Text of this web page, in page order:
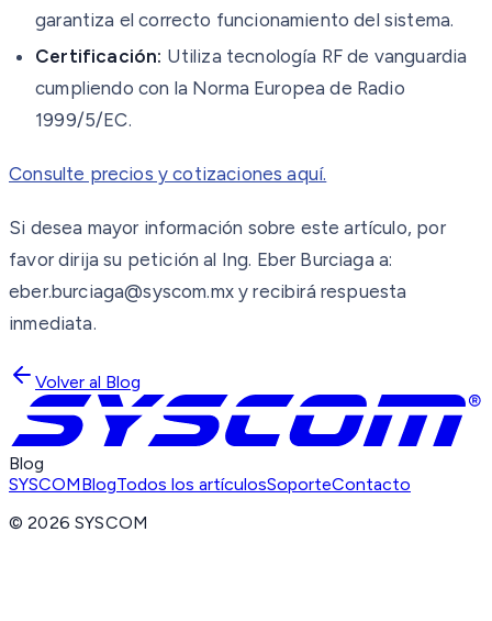
garantiza el correcto funcionamiento del sistema.
Certificación: Utiliza tecnología RF de vanguardia
cumpliendo con la Norma Europea de Radio
1999/5/EC.
Consulte precios y cotizaciones aquí.
Si desea mayor información sobre este artículo, por
favor dirija su petición al Ing. Eber Burciaga a:
eber.burciaga@syscom.mx y recibirá respuesta
inmediata.
Volver al Blog
Blog
SYSCOMBlogTodos los artículosSoporteContacto
©2026 SYSCOM